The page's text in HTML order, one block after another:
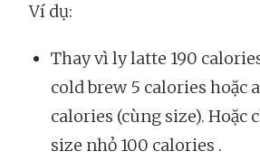
Ví dụ:
Thay vì ly latte 190
cold brew 5 calories hoặc
calories (cùng size). Hoặc
size nhỏ 100 calories .